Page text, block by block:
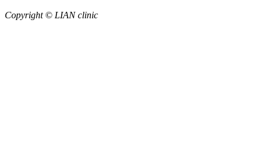
Copyright © LIAN clinic